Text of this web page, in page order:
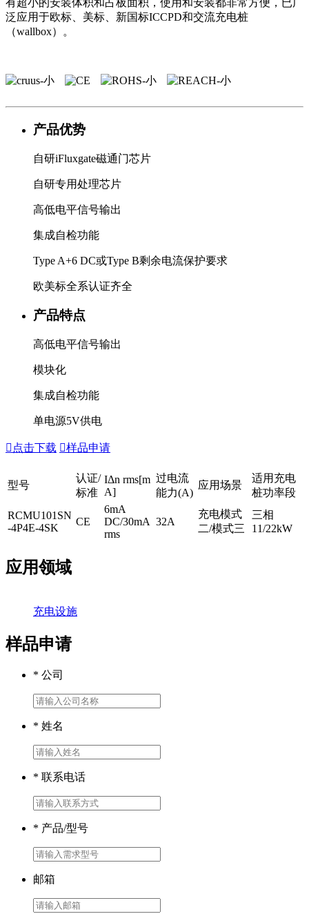
有超小的安装体积和占板面积，使用和安装都非常方便，已广
泛应用于欧标、美标、新国标ICCPD和交流充电桩
（wallbox）。
产品优势
自研iFluxgate磁通门芯片
自研专用处理芯片
高低电平信号输出
集成自检功能
Type A+6 DC或Type B剩余电流保护要求
欧美标全系认证齐全
产品特点
高低电平信号输出
模块化
集成自检功能
单电源5V供电
 点击下载 样品申请
型号
认证/
标准
IΔn rms[m
A]
过电流
能力(A)
应用场景
适用充电
桩功率段
RCMU101SN
-4P4E-4SK
CE
6mA
DC/30mA
rms
32A
充电模式
二/模式三
三相
11/22kW
应用领域
充电设施
样品申请
* 公司
* 姓名
* 联系电话
* 产品/型号
邮箱